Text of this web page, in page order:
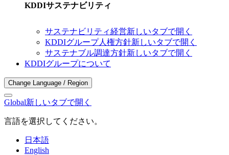
KDDIサステナビリティ
サステナビリティ経営新しいタブで開く
KDDIグループ人権方針新しいタブで開く
サステナブル調達方針新しいタブで開く
KDDIグループについて
Change Language / Region
Global新しいタブで開く
言語を選択してください。
日本語
English